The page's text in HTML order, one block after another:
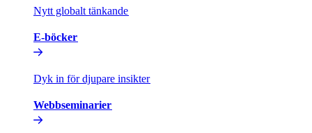
Nytt globalt tänkande​​
E-böcker​​
Dyk in för djupare insikter​​
Webbseminarier​​